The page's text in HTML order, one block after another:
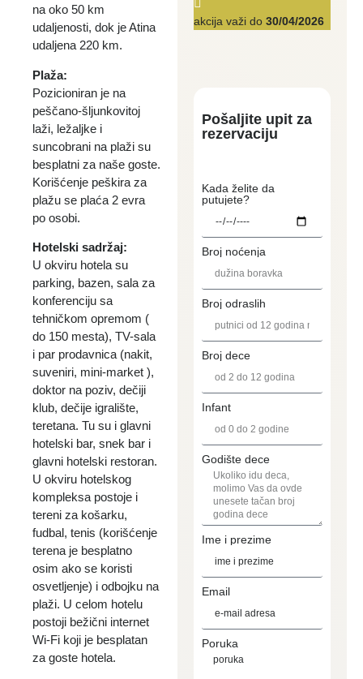
na oko 50 km
udaljenosti, dok je Atina
udaljena 220 km.
Plaža:
Pozicioniran je na
peščano-šljunkovitoj
laži, ležaljke i
suncobrani na plaži su
besplatni za naše goste.
Korišćenje peškira za
plažu se plaća 2 evra
po osobi.
Hotelski sadržaj:
U okviru hotela su
parking, bazen, sala za
konferenciju sa
tehničkom opremom (
do 150 mesta), TV-sala
i par prodavnica (nakit,
suveniri, mini-market ),
doktor na poziv, dečiji
klub, dečije igralište,
teretana. Tu su i glavni
hotelski bar, snek bar i
glavni hotelski restoran.
U okviru hotelskog
kompleksa postoje i
tereni za košarku,
fudbal, tenis (korišćenje
terena je besplatno
osim ako se koristi
osvetljenje) i odbojku na
plaži. U celom hotelu
postoji bežični internet
Wi-Fi koji je besplatan
za goste hotela.
akcija važi do 30/04/2026
Pošaljite upit za
rezervaciju
Kada želite da
putujete?
Broj noćenja
Broj odraslih
Broj dece
Infant
Godište dece
Ime i prezime
Email
Poruka